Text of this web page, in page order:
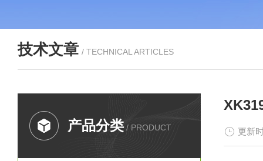
技术文章 / TECHNICAL ARTICLES
产品分类 / PRODUCT 更新